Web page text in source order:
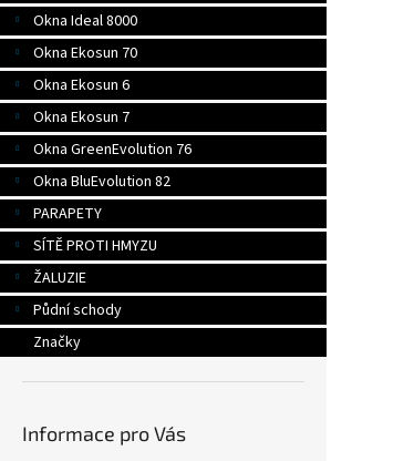
Okna Ideal 8000
Okna Ekosun 70
Okna Ekosun 6
Okna Ekosun 7
Okna GreenEvolution 76
Okna BluEvolution 82
PARAPETY
SÍTĚ PROTI HMYZU
ŽALUZIE
Půdní schody
Značky
Informace pro Vás